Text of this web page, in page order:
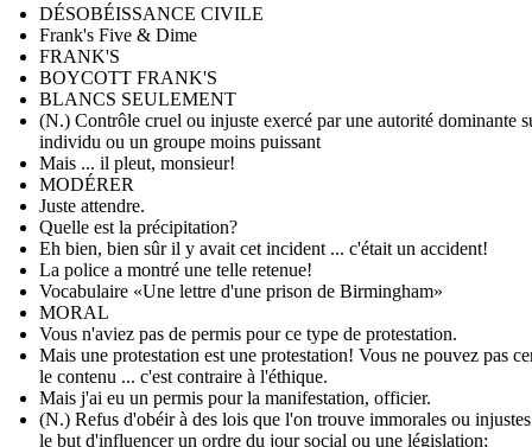
DÉSOBÉISSANCE CIVILE
Frank's Five & Dime
FRANK'S
BOYCOTT FRANK'S
BLANCS SEULEMENT
(N.) Contrôle cruel ou injuste exercé par une autorité dominante
individu ou un groupe moins puissant
Mais ... il pleut, monsieur!
MODÉRER
Juste attendre.
Quelle est la précipitation?
Eh bien, bien sûr il y avait cet incident ... c'était un accident!
La police a montré une telle retenue!
Vocabulaire «Une lettre d'une prison de Birmingham»
MORAL
Vous n'aviez pas de permis pour ce type de protestation.
Mais une protestation est une protestation! Vous ne pouvez pas
le contenu ... c'est contraire à l'éthique.
Mais j'ai eu un permis pour la manifestation, officier.
(N.) Refus d'obéir à des lois que l'on trouve immorales ou
le but d'influencer un ordre du jour social ou une législation;